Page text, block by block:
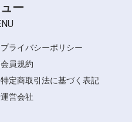
ー
プライバシーポリシー
会員規約
特定商取引法に基づく表記
運営会社